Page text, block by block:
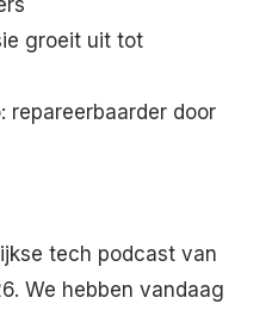
groeit uit tot
repareerbaarder door
tech podcast van
We hebben vandaag